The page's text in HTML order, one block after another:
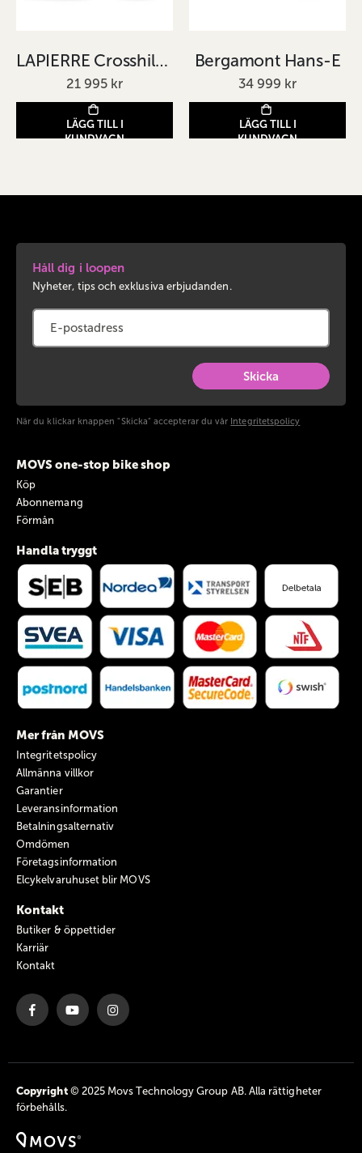
LAPIERRE Crosshill CF 5.0 blå
21 995 kr
LÄGG TILL I
KUNDVAGN
Bergamont Hans-E
34 999 kr
LÄGG TILL I
KUNDVAGN
Håll dig i loopen
Nyheter, tips och exklusiva erbjudanden.
Skicka
När du klickar knappen "Skicka" accepterar du vår Integritetspolicy
MOVS one-stop bike shop
Köp
Abonnemang
Förmån
Handla tryggt
Mer från MOVS
Integritetspolicy
Allmänna villkor
Garantier
Leveransinformation
Betalningsalternativ
Omdömen
Företagsinformation
Elcykelvaruhuset blir MOVS
Kontakt
Butiker & öppettider
Karriär
Kontakt
Copyright© 2025 Movs Technology Group AB. Alla rättigheter
förbehålls.